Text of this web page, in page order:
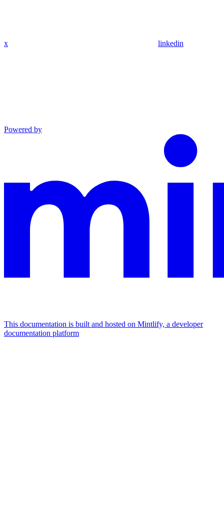
x linkedin
Powered by
This documentation is built and hosted on Mintlify, a developer
documentation platform